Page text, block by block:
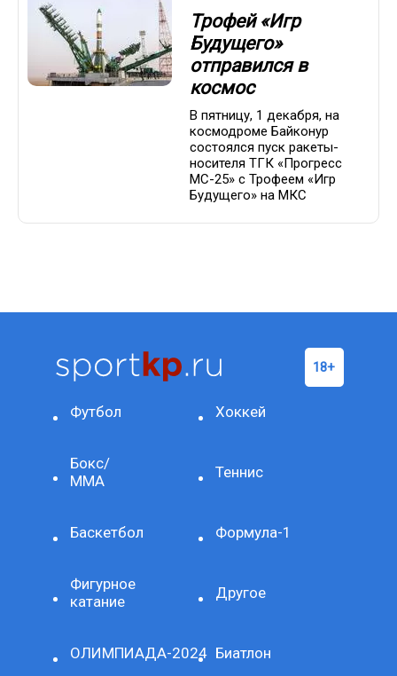
Трофей «Игр
Будущего»
отправился в
космос
В пятницу, 1 декабря, на
космодроме Байконур
состоялся пуск ракеты-
носителя ТГК «Прогресс
МС-25» с Трофеем «Игр
Будущего» на МКС
Футбол Хоккей
Бокс/
ММА
Теннис
Баскетбол Формула-1
Фигурное
катание
Другое
ОЛИМПИАДА-2024 Биатлон